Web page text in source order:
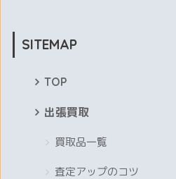
SITEMAP
TOP
出張買取
買取品一覧
査定アップのコツ